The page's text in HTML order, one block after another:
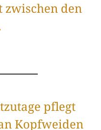
zwischen den
pflegt
Kopfweiden